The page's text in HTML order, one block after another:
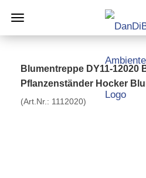
Blumentreppe DY11-12020
Pflanzenständer Hocker
(Art.Nr.: 1112020)